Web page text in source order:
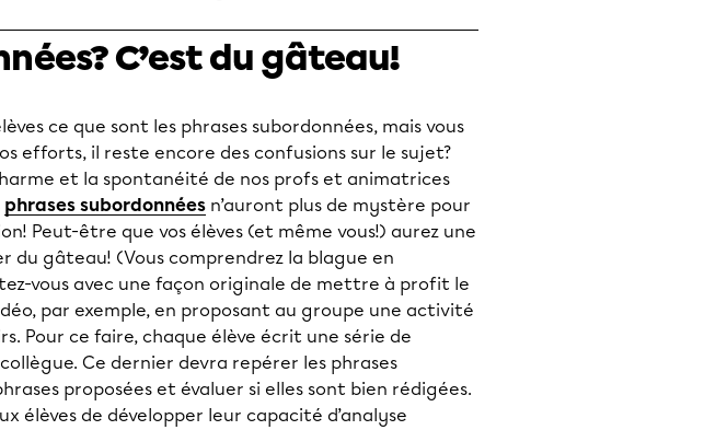
C’est du gâteau!
ce que sont les phrases subordonnées, mais vous
efforts, il reste encore des confusions sur le sujet?
et la spontanéité de nos profs et animatrices
phrases subordonnées n’auront plus de mystère pour
Peut-être que vos élèves (et même vous!) aurez une
du gâteau! (Vous comprendrez la blague en
vous avec une façon originale de mettre à profit le
par exemple, en proposant au groupe une activité
Pour ce faire, chaque élève écrit une série de
Ce dernier devra repérer les phrases
proposées et évaluer si elles sont bien rédigées.
élèves de développer leur capacité d’analyse